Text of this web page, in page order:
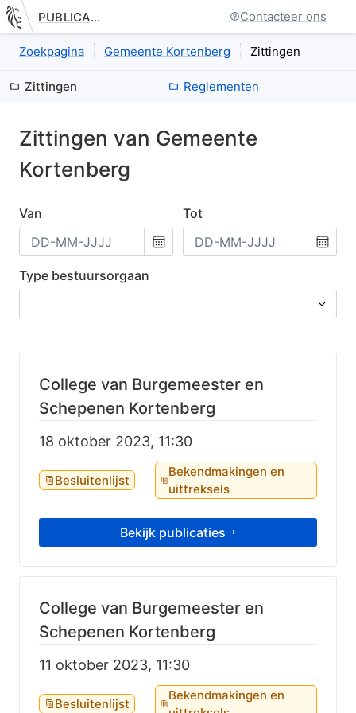
Nieuwe pagina: bestuurseenheid.zittingen.index
PUBLICATIE.GELINKT-NOTULEREN.VLAANDEREN.BE Contacteer ons
Zoekpagina Gemeente Kortenberg Zittingen
Zittingen Reglementen
Zittingen van Gemeente
Kortenberg
Van
Kies
een
datum
Tot
Kies
een
datum
Type bestuursorgaan
College van Burgemeester en
Schepenen Kortenberg
18 oktober 2023, 11:30
Besluitenlijst
Bekendmakingen en
uittreksels
Bekijk publicaties
College van Burgemeester en
Schepenen Kortenberg
11 oktober 2023, 11:30
Besluitenlijst
Bekendmakingen en